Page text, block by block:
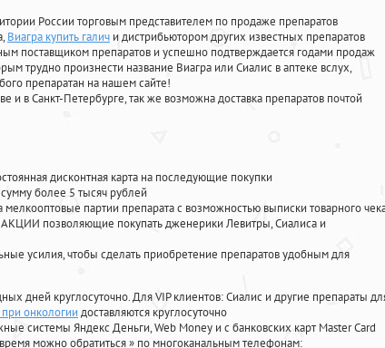
России торговым представителем по продаже препаратов
, Виагра купить галич и дистрибьютором других известных препаратов
поставщиком препаратов и успешно подтверждается годами продаж
трудно произнести название Виагра или Сиалис в аптеке вслух,
препаратан на нашем сайте!
и в Санкт-Петербурге, так же возможна доставка препаратов почтой
дисконтная карта на последующие покупки
более 5 тысяч рублей
партии препарата с возможностью выписки товарного
АКЦИИ позволяющие покупать дженерики Левитры, Сиалиса и
усилия, чтобы сделать приобретение препаратов удобным для
дней круглосуточно. Для VIP клиентов: Сиалис и другие препараты
онкологии доставляются круглосуточно
системы Яндекс Деньги, Web Money и с банковских карт Master Card
можно обратиться» по многоканальным телефонам: